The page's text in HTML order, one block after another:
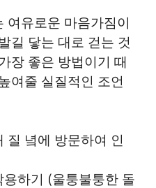
여유로운 마음가짐이
길 닿는 대로 걷는 것
장 좋은 방법이기 때
여줄 실질적인 조언
질 녘에 방문하여 인
하기 (울퉁불퉁한 돌